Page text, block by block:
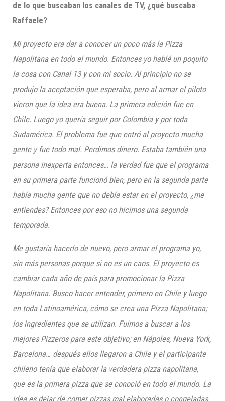
de lo que buscaban los canales de TV, ¿qué buscaba
Raffaele?
Mi proyecto era dar a conocer un poco más la Pizza
Napolitana en todo el mundo. Entonces yo hablé un poquito
la cosa con Canal 13 y con mi socio. Al principio no se
produjo la aceptación que esperaba, pero al armar el piloto
vieron que la idea era buena. La primera edición fue en
Chile. Luego yo quería seguir por Colombia y por toda
Sudamérica. El problema fue que entró al proyecto mucha
gente y fue todo mal. Perdimos dinero. Estaba también una
persona inexperta entonces… la verdad fue que el programa
en su primera parte funcionó bien, pero en la segunda parte
había mucha gente que no debía estar en el proyecto, ¿me
entiendes? Entonces por eso nohicimos una segunda
temporada.
Me gustaría hacerlo de nuevo, pero armar el programa yo,
sin más personas porque si no es un caos. El proyecto es
cambiar cada año de país para promocionar la Pizza
Napolitana. Busco hacer entender, primero en Chile y luego
en toda Latinoamérica, cómo se crea una Pizza Napolitana;
los ingredientes que se utilizan. Fuimos a buscar a los
mejores Pizzeros para este objetivo; en Nápoles, Nueva York,
Barcelona… después ellos llegaron a Chile y el participante
chileno tenía que elaborar la verdadera pizza napolitana,
que es la primera pizza que se conoció en todo el mundo. La